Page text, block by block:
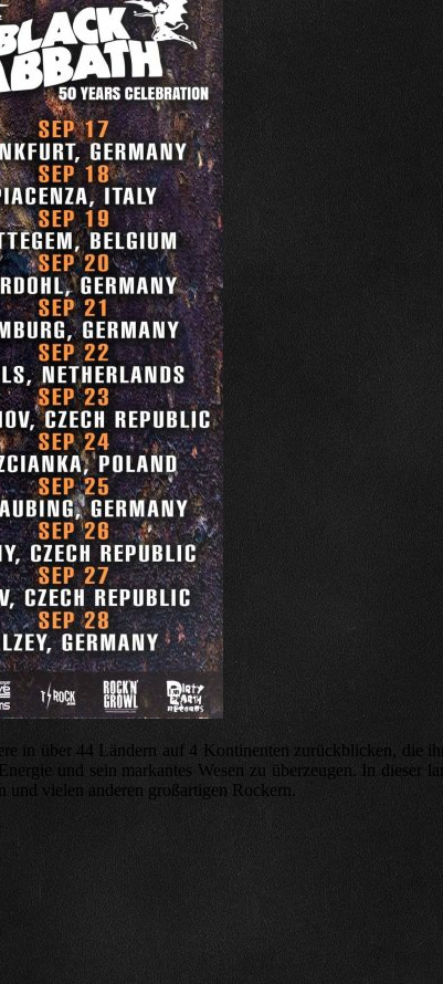
in über 44 Ländern auf 4 Kontinenten zurückblicken, die
und sein markantes Wesen zu überzeugen. In
vielen anderen großartigen Rockern.